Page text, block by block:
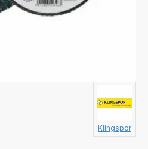
Klingspor